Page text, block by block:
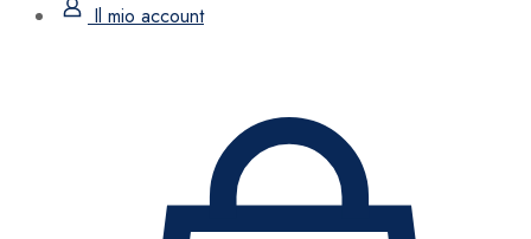
Il mio account